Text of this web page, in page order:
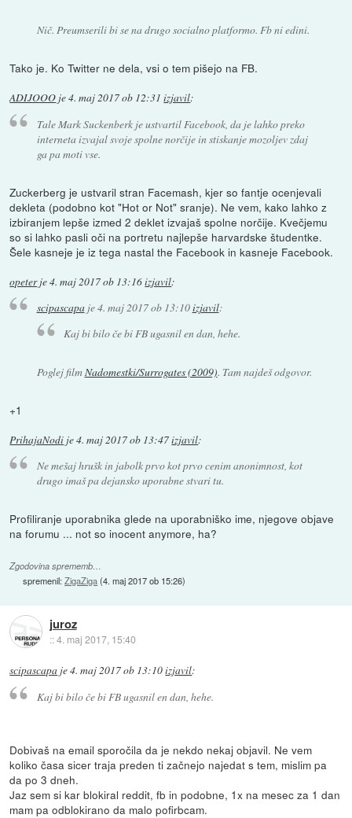
Nič. Preumserili bi se na drugo socialno platformo. Fb ni edini.
Tako je. Ko Twitter ne dela, vsi o tem pišejo na FB.
ADIJOOO je4. maj 2017 ob 12:31 izjavil:
Tale Mark Suckenberk je ustvartil Facebook, da je lahko preko
interneta izvajal svoje spolne norčije in stiskanje mozoljev zdaj
ga pa moti vse.
Zuckerberg je ustvaril stran Facemash, kjer so fantje ocenjevali
dekleta (podobno kot "Hot or Not" sranje). Ne vem, kako lahko z
izbiranjem lepše izmed 2 deklet izvajaš spolne norčije. Kvečjemu
so si lahko pasli oči na portretu najlepše harvardske študentke.
Šele kasneje je iz tega nastal the Facebook in kasneje Facebook.
opeterje4. maj 2017 ob 13:16izjavil:
scipascapaje4. maj 2017 ob 13:10izjavil:
Kaj bi bilo če bi FB ugasnil en dan, hehe.
Poglej filmNadomestki/Surrogates (2009). Tam najdeš odgovor.
+1
PrihajaNodi je4. maj 2017 ob 13:47izjavil:
Ne mešaj hrušk in jabolk prvo kot prvo cenim anonimnost, kot
drugo imaš pa dejansko uporabne stvari tu.
Profiliranje uporabnika glede na uporabniško ime, njegove objave
na forumu ... not so inocent anymore, ha?
Zgodovina sprememb…
spremenil:ZigaZiga(4. maj 2017 ob 15:26)
juroz
::4. maj 2017, 15:40
scipascapa je4. maj 2017 ob 13:10izjavil:
Kaj bi bilo če bi FB ugasnil en dan, hehe.
Dobivaš na email sporočila da je nekdo nekaj objavil. Ne vem
koliko časa sicer traja preden ti začnejo najedat s tem, mislim pa
da po 3 dneh.
Jaz sem si kar blokiral reddit, fb in podobne, 1x na mesec za 1 dan
mam pa odblokirano da malo pofirbcam.